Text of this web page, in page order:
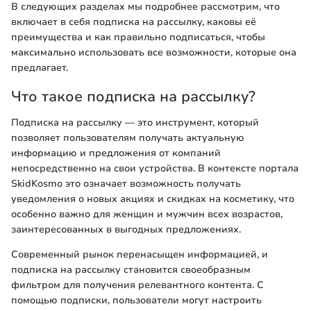
В следующих разделах мы подробнее рассмотрим, что
включает в себя подписка на рассылку, каковы её
преимущества и как правильно подписаться, чтобы
максимально использовать все возможности, которые она
предлагает.
Что такое подписка на рассылку?
Подписка на рассылку — это инструмент, который
позволяет пользователям получать актуальную
информацию и предложения от компаний
непосредственно на свои устройства. В контексте портала
SkidKosmo это означает возможность получать
уведомления о новых акциях и скидках на косметику, что
особенно важно для женщин и мужчин всех возрастов,
заинтересованных в выгодных предложениях.
Современный рынок перенасыщен информацией, и
подписка на рассылку становится своеобразным
фильтром для получения релевантного контента. С
помощью подписки, пользователи могут настроить